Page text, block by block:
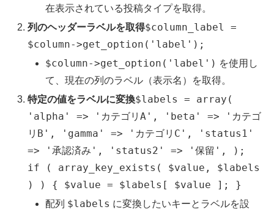
在表示されている投稿タイプを取得。
列のヘッダーラベルを取得$column_label =
$column->get_option('label');
$column->get_option('label') を使用し
て、現在の列のラベル（表示名）を取得。
特定の値をラベルに変換$labels = array(
'alpha' => 'カテゴリA', 'beta' => 'カテゴ
リB', 'gamma' => 'カテゴリC', 'status1'
=> '承認済み', 'status2' => '保留', );
if ( array_key_exists( $value, $labels
) ) { $value = $labels[ $value ]; }
配列 $labels に変換したいキーとラベルを設